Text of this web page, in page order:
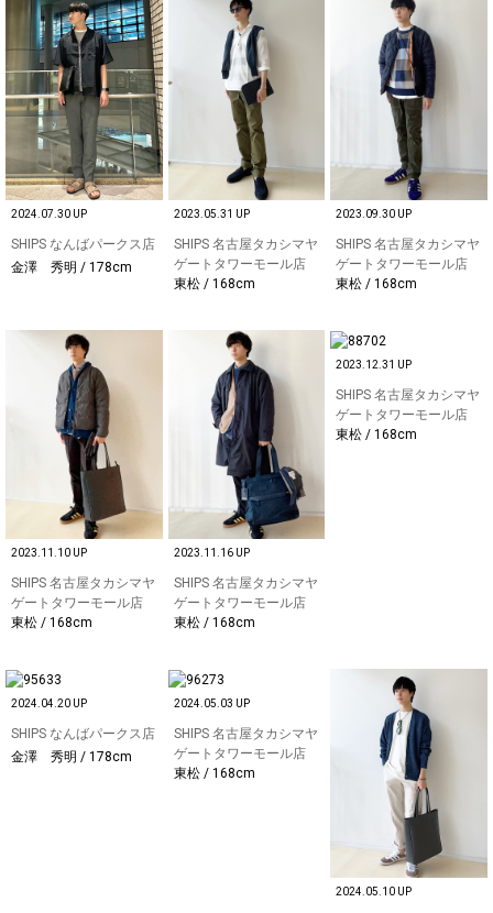
2024.07.30 UP
SHIPS なんばパークス店
金澤 秀明 / 178cm
2023.05.31 UP
SHIPS 名古屋タカシマヤ
ゲートタワーモール店
東松 / 168cm
2023.09.30 UP
SHIPS 名古屋タカシマヤ
ゲートタワーモール店
東松 / 168cm
2023.11.10 UP
SHIPS 名古屋タカシマヤ
ゲートタワーモール店
東松 / 168cm
2023.11.16 UP
SHIPS 名古屋タカシマヤ
ゲートタワーモール店
東松 / 168cm
2023.12.31 UP
SHIPS 名古屋タカシマヤ
ゲートタワーモール店
東松 / 168cm
2024.04.20 UP
SHIPS なんばパークス店
金澤 秀明 / 178cm
2024.05.03 UP
SHIPS 名古屋タカシマヤ
ゲートタワーモール店
東松 / 168cm
2024.05.10 UP